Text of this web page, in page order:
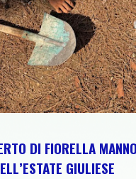
ABRUZZO PER
DI FIORELLA
GIULIESE